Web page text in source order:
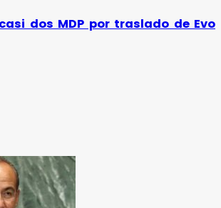
dos MDP por traslado de Evo